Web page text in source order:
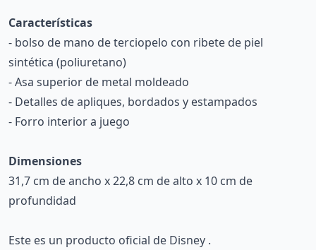
Características
- bolso de mano de terciopelo con ribete de piel
sintética (poliuretano)
- Asa superior de metal moldeado
- Detalles de apliques, bordados y estampados
- Forro interior a juego
Dimensiones
31,7 cm de ancho x 22,8 cm de alto x 10 cm de
profundidad
Este es un producto oficial de Disney .